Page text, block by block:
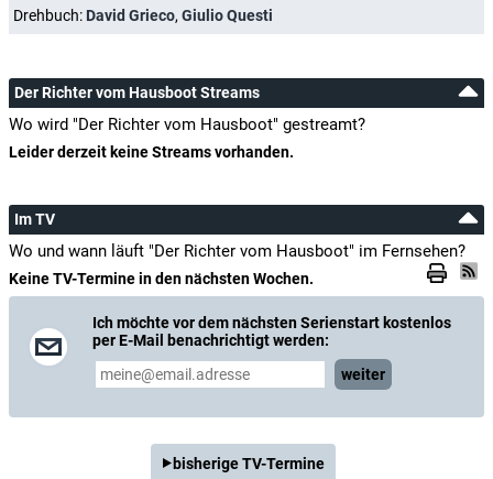
Drehbuch: David Grieco, Giulio Questi
Der Richter vom Hausboot Streams
Wo wird "Der Richter vom Hausboot" gestreamt?
Leider derzeit keine Streams vorhanden.
Im TV
Wo und wann läuft "Der Richter vom Hausboot" im Fernsehen?
Keine TV-Termine in den nächsten Wochen.
Ich möchte vor dem nächsten Serienstart kostenlos
per E-Mail benachrichtigt werden:
weiter
bisherige TV-Termine